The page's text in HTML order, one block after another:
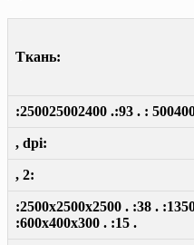
Ткань:
:250025002400 .:93 . :
, dpi:
, 2:
:2500x2500x2500 . :38 .
:600x400x300 . :15 .